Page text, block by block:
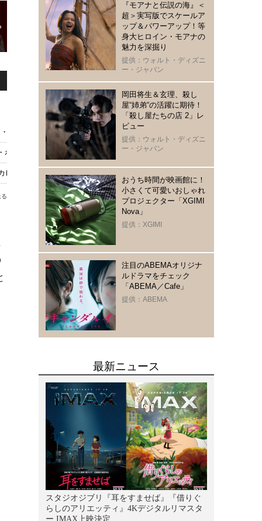
ワールド』続編など、5月も新着続々！ dTV5月のおすすめラインアップ
ホテル』本編ノーカット、地上波初放送
ード・ホテル』メイキング
『モアナと伝説の海』＜
超＞実写版でスケールア
ップ＆パワーアップ！等
身大ヒロイン・モアナの
魅力を深掘り
提供：ウォルト・ディズニ
ー・ジャパン
岡田将生＆玄理、殺し
屋“姉弟“の活躍に期待！
「殺し屋たちの店 2」レ
ビュー
提供：ウォルト・ディズニ
ー・ジャパン
おうち時間が映画館に！
小さくて可愛いおしゃれ
プロジェクター「XGIMI
Nova」
提供：XGIMI
注目のABEMAオリジナ
ルドラマをチェック
「ABEMA／Cafe」
提供：ABEMA